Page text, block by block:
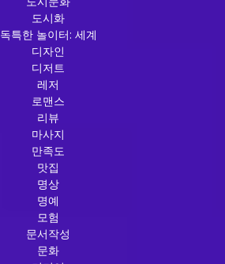
도시화
독특한 놀이터: 세계
디자인
디저트
레저
로맨스
리뷰
마사지
만족도
맛집
명상
명예
모험
문서작성
문화